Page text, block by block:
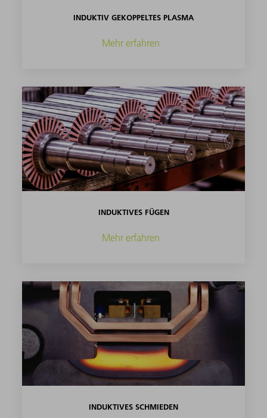
INDUKTIV GEKOPPELTES PLASMA
Mehr erfahren
INDUKTIVES FÜGEN
Mehr erfahren
INDUKTIVES SCHMIEDEN